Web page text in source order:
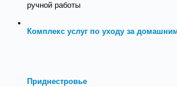
ручной работы
Комплекс услуг по уходу за
Приднестровье